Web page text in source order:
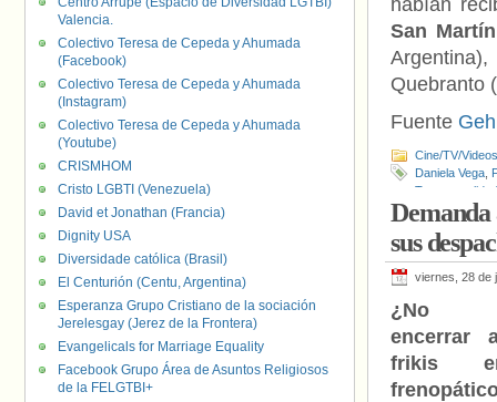
habían
San Martín
Argentina),
Quebranto (
Fuente
Cine/TV/Videos
Daniela Vega
Transexualidad
Demanda
sus
viernes, 28 de
¿No
encerrar
frikis
Valencia.
Colectivo Teresa de Cepeda y Ahumada
(Facebook)
Colectivo Teresa de Cepeda y Ahumada
(Instagram)
Colectivo Teresa de Cepeda y Ahumada
(Youtube)
CRISMHOM
Cristo LGBTI (Venezuela)
David et Jonathan (Francia)
Dignity USA
Diversidade católica (Brasil)
El Centurión (Centu, Argentina)
Esperanza Grupo Cristiano de la sociación
Jerelesgay (Jerez de la Frontera)
Evangelicals for Marriage Equality
Facebook Grupo Área de Asuntos Religiosos
de la FELGTBI+